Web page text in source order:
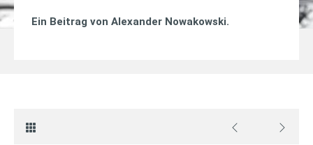
Ein Beitrag von Alexander Nowakowski.